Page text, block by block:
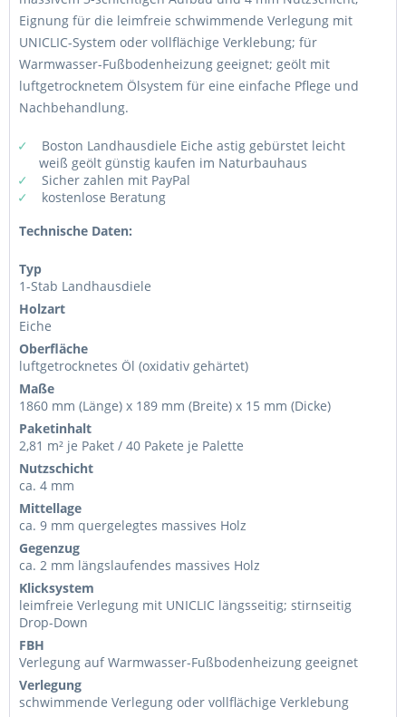
Eignung für die leimfreie schwimmende Verlegung mit
UNICLIC-System oder vollflächige Verklebung; für
Warmwasser-Fußbodenheizung geeignet; geölt mit
luftgetrocknetem Ölsystem für eine einfache Pflege und
Nachbehandlung.
Boston Landhausdiele Eiche astig gebürstet leicht
weiß geölt günstig kaufen im Naturbauhaus
Sicher zahlen mit PayPal
kostenlose Beratung
Technische Daten:
Typ
1-Stab Landhausdiele
Holzart
Eiche
Oberfläche
luftgetrocknetes Öl (oxidativ gehärtet)
Maße
1860 mm (Länge) x 189 mm (Breite) x 15 mm (Dicke)
Paketinhalt
2,81 m² je Paket / 40 Pakete je Palette
Nutzschicht
ca. 4 mm
Mittellage
ca. 9 mm quergelegtes massives Holz
Gegenzug
ca. 2 mm längslaufendes massives Holz
Klicksystem
leimfreie Verlegung mit UNICLIC längsseitig; stirnseitig
Drop-Down
FBH
Verlegung auf Warmwasser-Fußbodenheizung geeignet
Verlegung
schwimmende Verlegung oder vollflächige Verklebung